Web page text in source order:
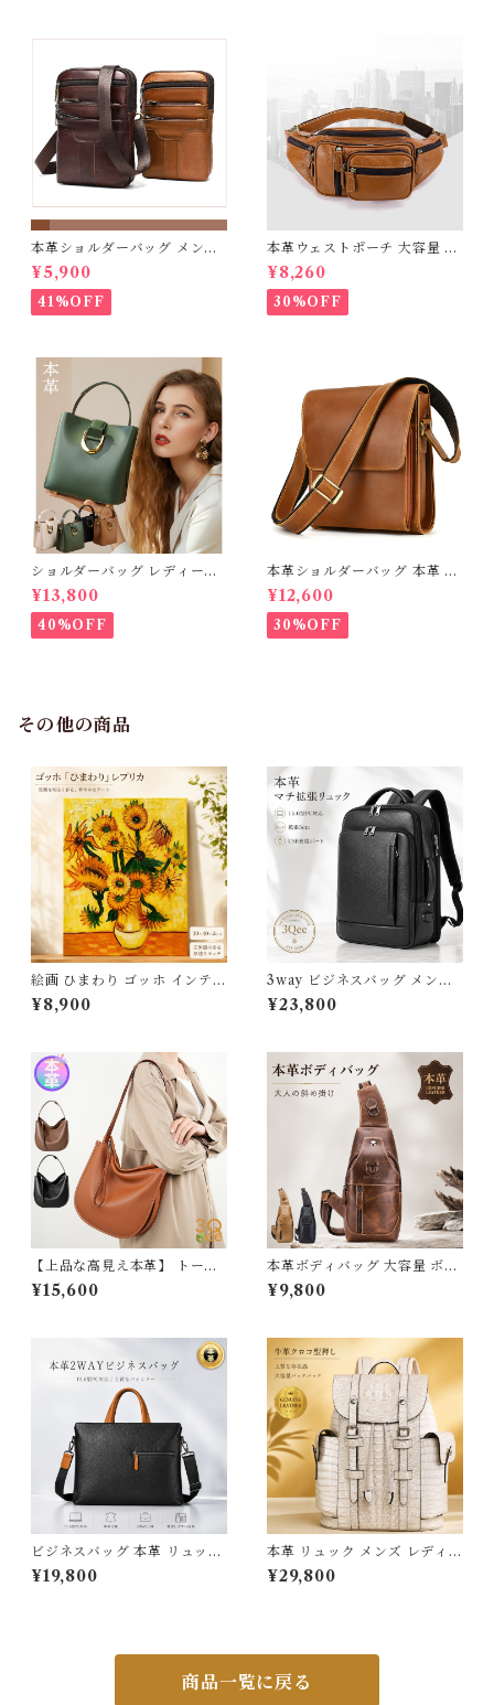
本革ショルダーバッグ メンズ
本革使用 撥水加工 革製ポーチ
送料無料 プレゼント
¥5,900
41%OFF
本革ウェストポーチ 大容量 ボ
ディバッグ 本革 メンズ 厚手牛
革 オイルレザー アウトドア 旅
行 レジャー 本革鞄 牛革 男女
兼用 旅行 オシャレ 便利 iPad
¥8,260
30%OFF
ショルダーバッグ レディース
ハンドバッグ 本革 ハンドメイ
ドバッグ 送料無料
¥13,800
40%OFF
本革ショルダーバッグ 本革 大
容量 メンズ 牛革 オイルレザー
アウトドア 旅行 レジャー 本革
鞄 男女兼用 旅行 オシャレ 送
料無料 プレゼント 439201
¥12,600
30%OFF
その他の商品
絵画 ひまわり ゴッホ インテリ
ア絵画 油絵 複製画 レプリカ
模写 アートパネル インテリア
玄関 プレゼント モダン アート
フレーム おしゃれ 飾る 巣ごも
り 30×40ｃｍ 送料無料 父の
日 3Qee 993417_ee
¥8,900
3way ビジネスバッグ メンズ
本革 撥水 ビジネスリュック 大
容量 15.6インチ PC対応 A4
軽量 通学 ショルダー 斜めがけ
パソコンバック レザー 高級感
おしゃれ 薄型 大きめ ギフト
プレゼント 父の日 3Qee 266
¥23,800
【上品な高見え本革】 トート
バッグ レディース 大きめ 軽い
牛革 ハンドバッグ 斜めがけ シ
ネス スクエア ファスナー付き
レザー かばん ポケット 豊富
柔らかい 自立 ギフト プレゼン
ト 3Qee 392522_qz
¥15,600
本革ボディバッグ 大容量 ボデ
ィバッグ 本革 メンズ 厚手牛革
オイルレザー アウトドア 旅行
ワンショルダーバッグ 送料無
料 プレゼント 380019
¥9,800
ビジネスバッグ 本革 リュック
大容量 メンズ リュックサック
ビジネスリュック バックパッ
30代 40代 50代 スクエア型
ンド ギフト 3Qee 266781_e
¥19,800
本革 リュック メンズ レディー
ス ビジネスリュック 大容量 撥
水 15.6インチ PC対応 a4 バ
ワイト アイボリー 3Qee 576
¥29,800
商品一覧に戻る